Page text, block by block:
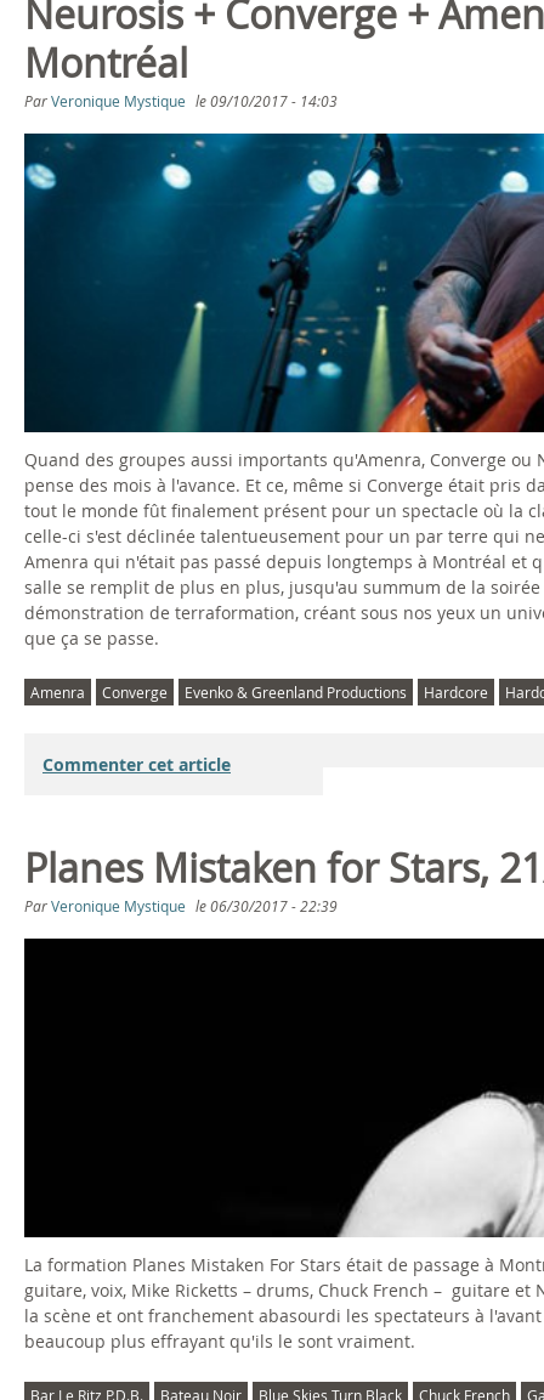
Neurosis + Converge +
Montréal
ParVeronique Mystique le09/10/2017 - 14:03
Quand des groupes aussi importants qu'Amenra, Converge
pense des mois à l'avance. Et ce, même si Converge était
tout le monde fût finalement présent pour un spectacle où la
celle-ci s'est déclinée talentueusement pour un par terre qui
Amenra qui n'était pas passé depuis longtemps à Montréal et
salle se remplit de plus en plus, jusqu'au summum de la
démonstration de terraformation, créant sous nos yeux un
que ça se passe.
Amenra Converge Evenko & Greenland Productions Hardcore
Commenter cet article
Planes Mistaken for Stars,
ParVeronique Mystique le06/30/2017 - 22:39
La formation Planes Mistaken For Stars était de passage à
guitare, voix, Mike Ricketts – drums, Chuck French – guitare
la scène et ont franchement abasourdi les spectateurs à
beaucoup plus effrayant qu'ils le sont vraiment.
Bar Le Ritz P.D.B. Bateau Noir Blue Skies Turn Black Chuck French